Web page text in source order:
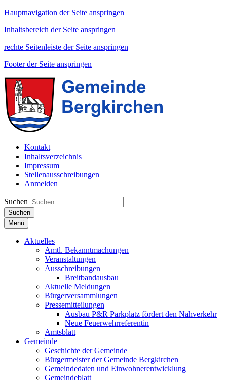
Hauptnavigation der Seite anspringen
Inhaltsbereich der Seite anspringen
rechte Seitenleiste der Seite anspringen
Footer der Seite anspringen
Kontakt
Inhaltsverzeichnis
Impressum
Stellenausschreibungen
Anmelden
Suchen
Suchen
Menü
Aktuelles
Amtl. Bekanntmachungen
Veranstaltungen
Ausschreibungen
Breitbandausbau
Aktuelle Meldungen
Bürgerversammlungen
Pressemitteilungen
Ausbau P&R Parkplatz fördert den Nahverkehr
Neue Feuerwehrreferentin
Amtsblatt
Gemeinde
Geschichte der Gemeinde
Bürgermeister der Gemeinde Bergkirchen
Gemeindedaten und Einwohnerentwicklung
Gemeindeblatt